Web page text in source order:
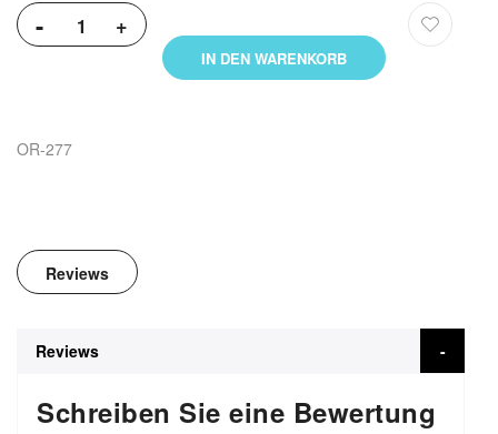
- +
IN DEN WARENKORB
OR-277
Reviews
Reviews
Schreiben Sie eine Bewertung